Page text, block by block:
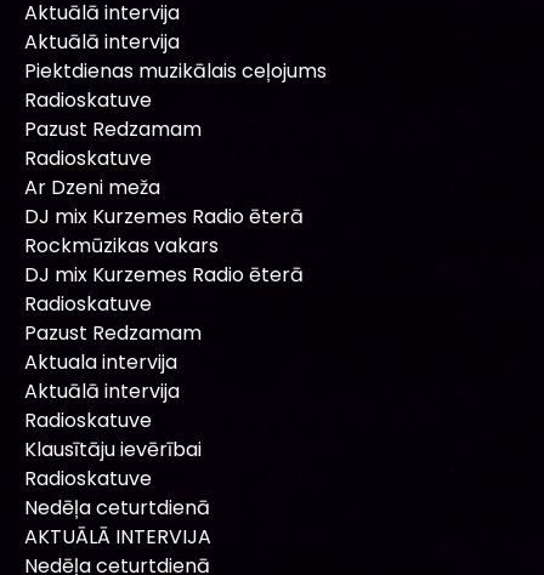
Aktuālā intervija
Aktuālā intervija
Piektdienas muzikālais ceļojums
Radioskatuve
Pazust Redzamam
Radioskatuve
Ar Dzeni meža
DJ mix Kurzemes Radio ēterā
Rockmūzikas vakars
DJ mix Kurzemes Radio ēterā
Radioskatuve
Pazust Redzamam
Aktuala intervija
Aktuālā intervija
Radioskatuve
Klausītāju ievērībai
Radioskatuve
Nedēļa ceturtdienā
AKTUĀLĀ INTERVIJA
Nedēļa ceturtdienā